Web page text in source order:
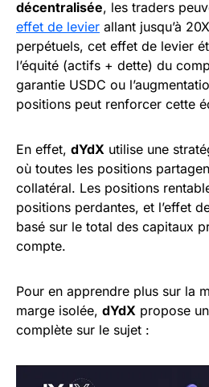
décentralisée, les traders
effet de levier allant jusqu’à
perpétuels, cet effet de levier
l’équité (actifs + dette) du
garantie USDC ou
positions peut renforcer cette
En effet, dYdX utilise une
où toutes les positions
collatéral. Les positions
positions perdantes, et l’effet
basé sur le total des capitaux
compte.
Pour en apprendre plus sur la
marge isolée, dYdX propose
complète sur le sujet :